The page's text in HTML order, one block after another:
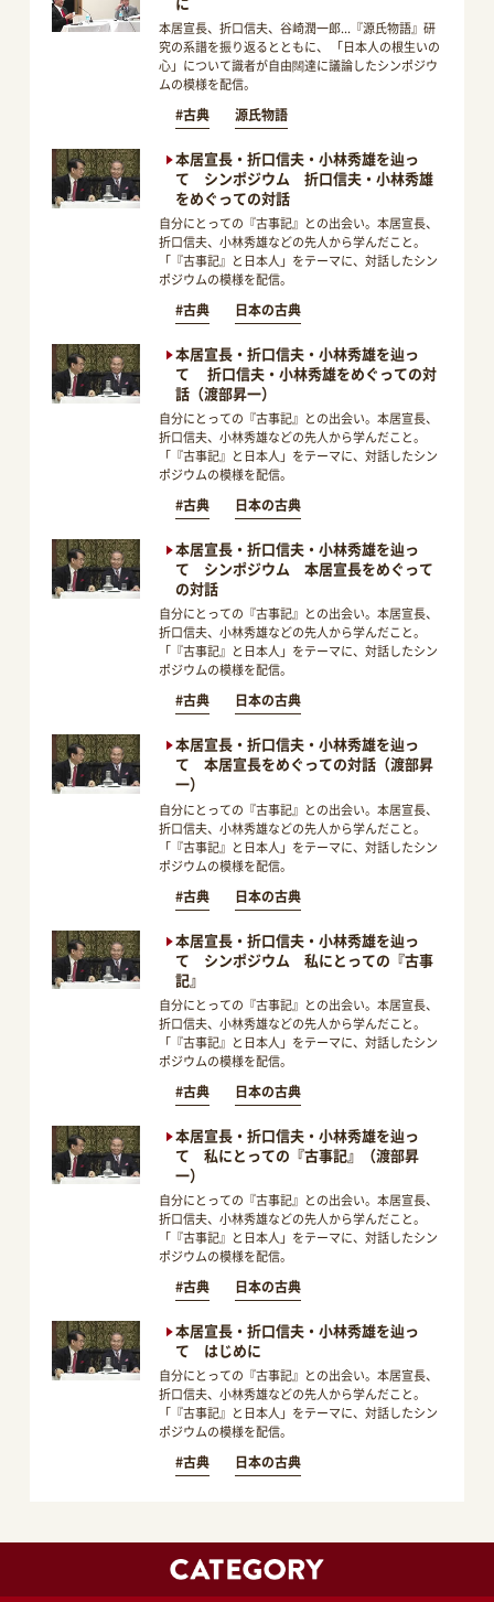
本居宣長、折口信夫、谷崎潤一郎...『源氏物語』研
究の系譜を振り返るとともに、 「日本人の根生いの
心」について識者が自由闊達に議論したシンポジウ
ムの模様を配信。
#古典 源氏物語
本居宣長・折口信夫・小林秀雄を辿っ
て シンポジウム 折口信夫・小林秀雄
をめぐっての対話
自分にとっての『古事記』との出会い。本居宣長、
折口信夫、小林秀雄などの先人から学んだこと。
「『古事記』と日本人」をテーマに、対話したシン
ポジウムの模様を配信。
#古典 日本の古典
本居宣長・折口信夫・小林秀雄を辿っ
て 折口信夫・小林秀雄をめぐっての対
話（渡部昇一）
自分にとっての『古事記』との出会い。本居宣長、
折口信夫、小林秀雄などの先人から学んだこと。
「『古事記』と日本人」をテーマに、対話したシン
ポジウムの模様を配信。
#古典 日本の古典
本居宣長・折口信夫・小林秀雄を辿っ
て シンポジウム 本居宣長をめぐって
の対話
自分にとっての『古事記』との出会い。本居宣長、
折口信夫、小林秀雄などの先人から学んだこと。
「『古事記』と日本人」をテーマに、対話したシン
ポジウムの模様を配信。
#古典 日本の古典
本居宣長・折口信夫・小林秀雄を辿っ
て 本居宣長をめぐっての対話（渡部昇
一）
自分にとっての『古事記』との出会い。本居宣長、
折口信夫、小林秀雄などの先人から学んだこと。
「『古事記』と日本人」をテーマに、対話したシン
ポジウムの模様を配信。
#古典 日本の古典
本居宣長・折口信夫・小林秀雄を辿っ
て シンポジウム 私にとっての『古事
記』
自分にとっての『古事記』との出会い。本居宣長、
折口信夫、小林秀雄などの先人から学んだこと。
「『古事記』と日本人」をテーマに、対話したシン
ポジウムの模様を配信。
#古典 日本の古典
本居宣長・折口信夫・小林秀雄を辿っ
て 私にとっての『古事記』（渡部昇
一）
自分にとっての『古事記』との出会い。本居宣長、
折口信夫、小林秀雄などの先人から学んだこと。
「『古事記』と日本人」をテーマに、対話したシン
ポジウムの模様を配信。
#古典 日本の古典
本居宣長・折口信夫・小林秀雄を辿っ
て はじめに
自分にとっての『古事記』との出会い。本居宣長、
折口信夫、小林秀雄などの先人から学んだこと。
「『古事記』と日本人」をテーマに、対話したシン
ポジウムの模様を配信。
#古典 日本の古典